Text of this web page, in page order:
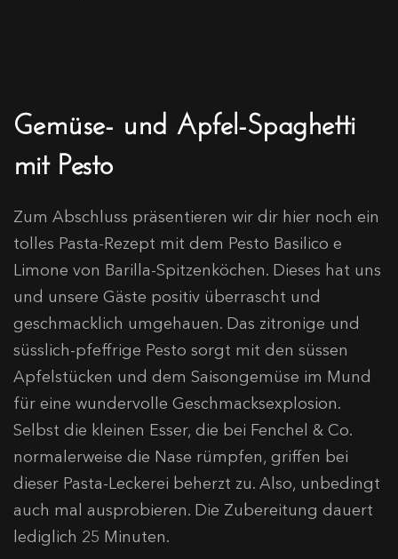
Gemüse- und Apfel-Spaghetti
mit Pesto
Zum Abschluss präsentieren wir dir hier noch ein
tolles Pasta-Rezept mit dem Pesto Basilico e
Limone von Barilla-Spitzenköchen. Dieses hat uns
und unsere Gäste positiv überrascht und
geschmacklich umgehauen. Das zitronige und
süsslich-pfeffrige Pesto sorgt mit den süssen
Apfelstücken und dem Saisongemüse im Mund
für eine wundervolle Geschmacksexplosion.
Selbst die kleinen Esser, die bei Fenchel & Co.
normalerweise die Nase rümpfen, griffen bei
dieser Pasta-Leckerei beherzt zu. Also, unbedingt
auch mal ausprobieren. Die Zubereitung dauert
lediglich 25 Minuten.